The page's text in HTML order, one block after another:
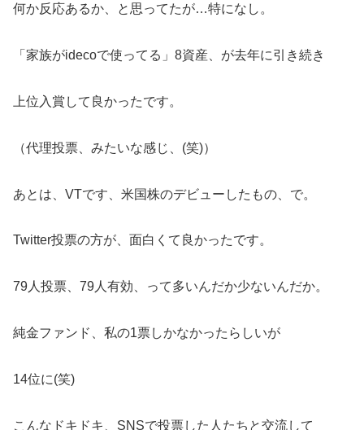
何か反応あるか、と思ってたが…特になし。
「家族がidecoで使ってる」8資産、が去年に引き続き
上位入賞して良かったです。
（代理投票、みたいな感じ、(笑)）
あとは、VTです、米国株のデビューしたもの、で。
Twitter投票の方が、面白くて良かったです。
79人投票、79人有効、って多いんだか少ないんだか。
純金ファンド、私の1票しかなかったらしいが
14位に(笑)
こんなドキドキ、SNSで投票した人たちと交流して